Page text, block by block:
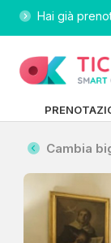
Hai già
Cambia